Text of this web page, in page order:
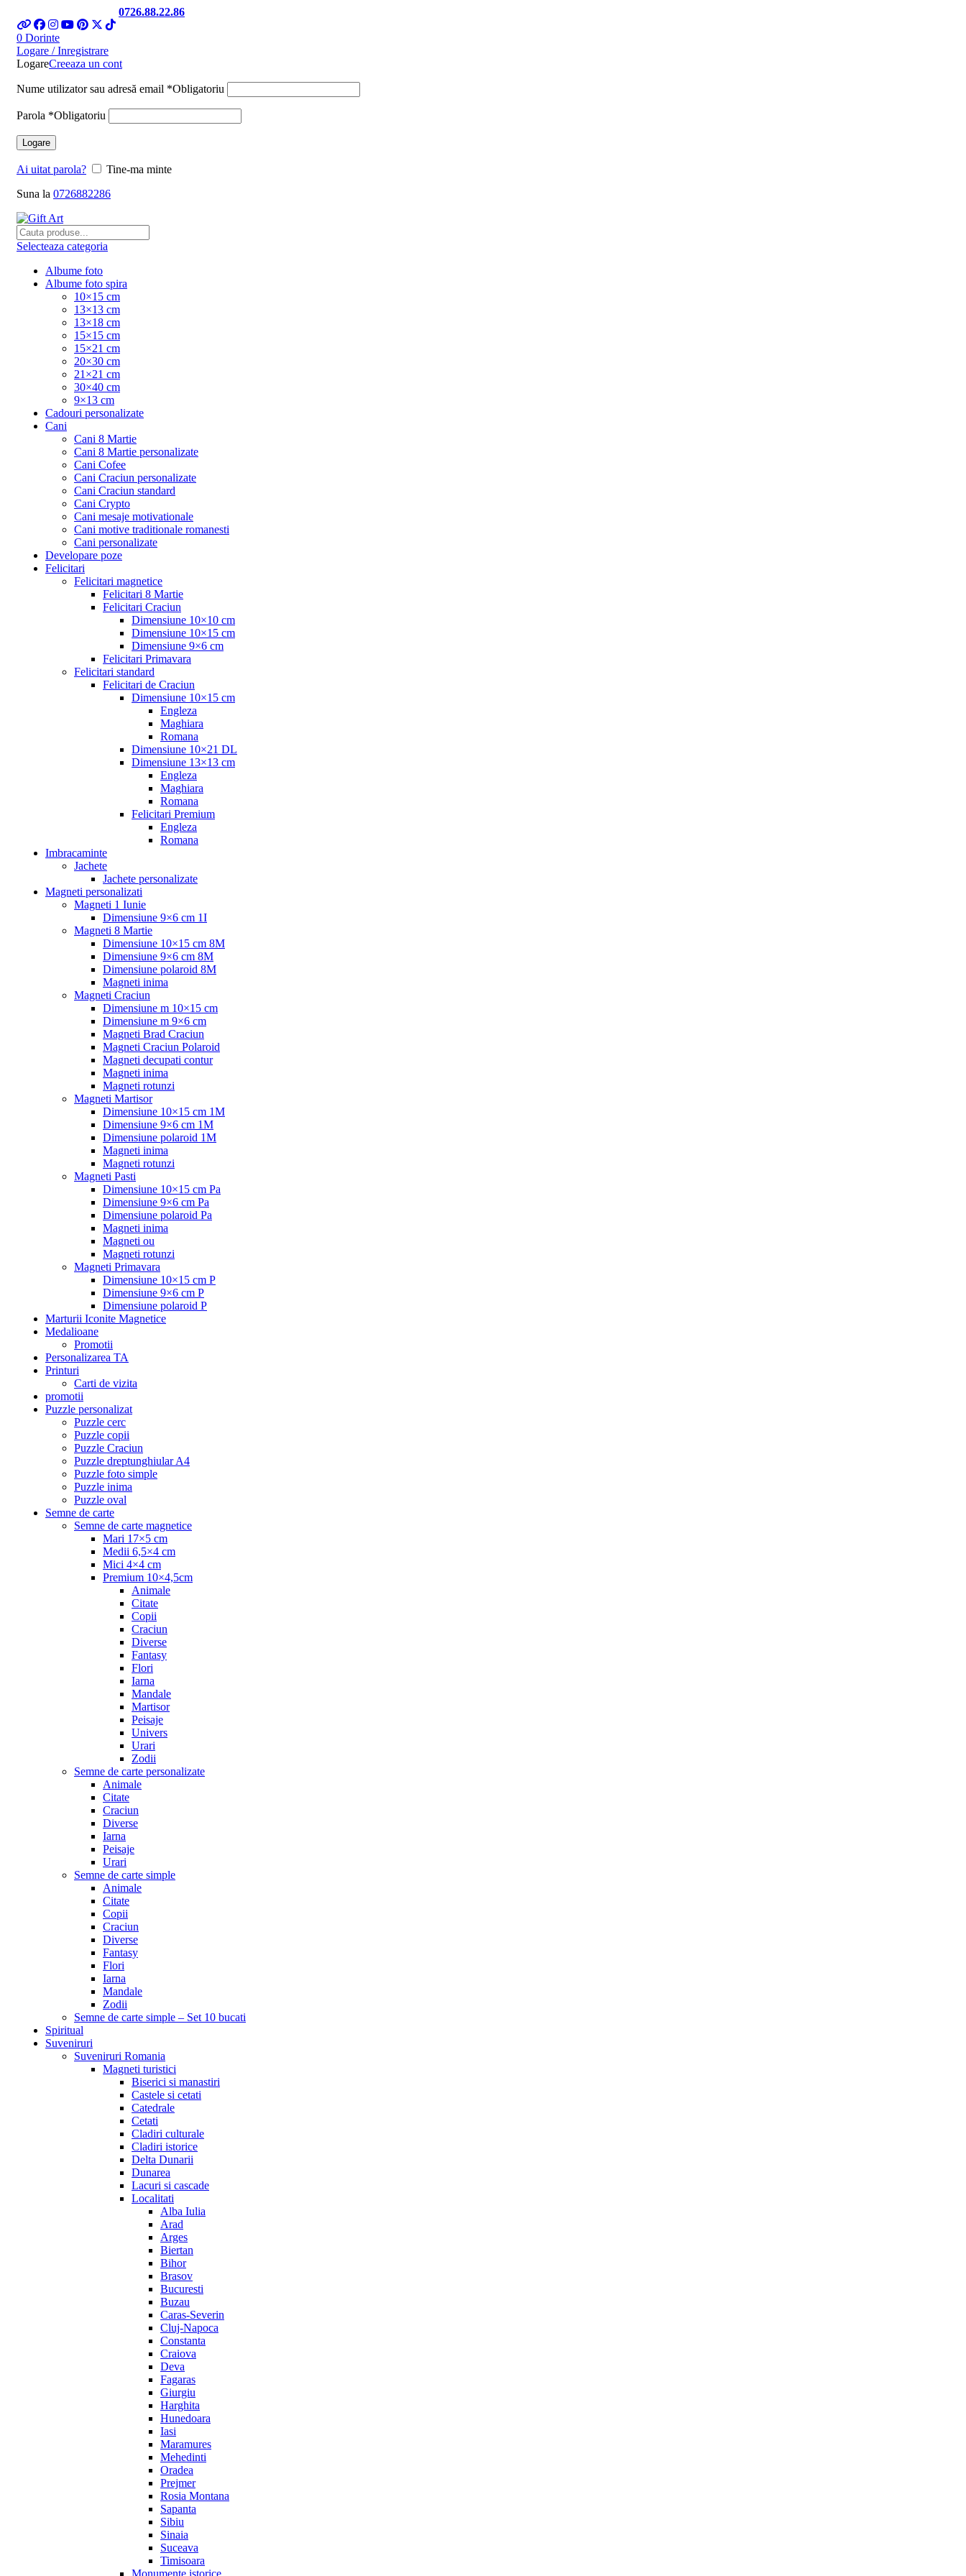
0726.88.22.86
0 Dorinte
Logare / Inregistrare
LogareCreeaza un cont
Nume utilizator sau adresă email *Obligatoriu
Parola *Obligatoriu
Logare
Ai uitat parola?
Tine-ma minte
Suna la 0726882286
Selecteaza categoria
Albume foto
Albume foto spira
10×15 cm
13×13 cm
13×18 cm
15×15 cm
15×21 cm
20×30 cm
21×21 cm
30×40 cm
9×13 cm
Cadouri personalizate
Cani
Cani 8 Martie
Cani 8 Martie personalizate
Cani Cofee
Cani Craciun personalizate
Cani Craciun standard
Cani Crypto
Cani mesaje motivationale
Cani motive traditionale romanesti
Cani personalizate
Developare poze
Felicitari
Felicitari magnetice
Felicitari 8 Martie
Felicitari Craciun
Dimensiune 10×10 cm
Dimensiune 10×15 cm
Dimensiune 9×6 cm
Felicitari Primavara
Felicitari standard
Felicitari de Craciun
Dimensiune 10×15 cm
Engleza
Maghiara
Romana
Dimensiune 10×21 DL
Dimensiune 13×13 cm
Engleza
Maghiara
Romana
Felicitari Premium
Engleza
Romana
Imbracaminte
Jachete
Jachete personalizate
Magneti personalizati
Magneti 1 Iunie
Dimensiune 9×6 cm 1I
Magneti 8 Martie
Dimensiune 10×15 cm 8M
Dimensiune 9×6 cm 8M
Dimensiune polaroid 8M
Magneti inima
Magneti Craciun
Dimensiune m 10×15 cm
Dimensiune m 9×6 cm
Magneti Brad Craciun
Magneti Craciun Polaroid
Magneti decupati contur
Magneti inima
Magneti rotunzi
Magneti Martisor
Dimensiune 10×15 cm 1M
Dimensiune 9×6 cm 1M
Dimensiune polaroid 1M
Magneti inima
Magneti rotunzi
Magneti Pasti
Dimensiune 10×15 cm Pa
Dimensiune 9×6 cm Pa
Dimensiune polaroid Pa
Magneti inima
Magneti ou
Magneti rotunzi
Magneti Primavara
Dimensiune 10×15 cm P
Dimensiune 9×6 cm P
Dimensiune polaroid P
Marturii Iconite Magnetice
Medalioane
Promotii
Personalizarea TA
Printuri
Carti de vizita
promotii
Puzzle personalizat
Puzzle cerc
Puzzle copii
Puzzle Craciun
Puzzle dreptunghiular A4
Puzzle foto simple
Puzzle inima
Puzzle oval
Semne de carte
Semne de carte magnetice
Mari 17×5 cm
Medii 6,5×4 cm
Mici 4×4 cm
Premium 10×4,5cm
Animale
Citate
Copii
Craciun
Diverse
Fantasy
Flori
Iarna
Mandale
Martisor
Peisaje
Univers
Urari
Zodii
Semne de carte personalizate
Animale
Citate
Craciun
Diverse
Iarna
Peisaje
Urari
Semne de carte simple
Animale
Citate
Copii
Craciun
Diverse
Fantasy
Flori
Iarna
Mandale
Zodii
Semne de carte simple – Set 10 bucati
Spiritual
Suveniruri
Suveniruri Romania
Magneti turistici
Biserici si manastiri
Castele si cetati
Catedrale
Cetati
Cladiri culturale
Cladiri istorice
Delta Dunarii
Dunarea
Lacuri si cascade
Localitati
Alba Iulia
Arad
Arges
Biertan
Bihor
Brasov
Bucuresti
Buzau
Caras-Severin
Cluj-Napoca
Constanta
Craiova
Deva
Fagaras
Giurgiu
Harghita
Hunedoara
Iasi
Maramures
Mehedinti
Oradea
Prejmer
Rosia Montana
Sapanta
Sibiu
Sinaia
Suceava
Timisoara
Monumente istorice